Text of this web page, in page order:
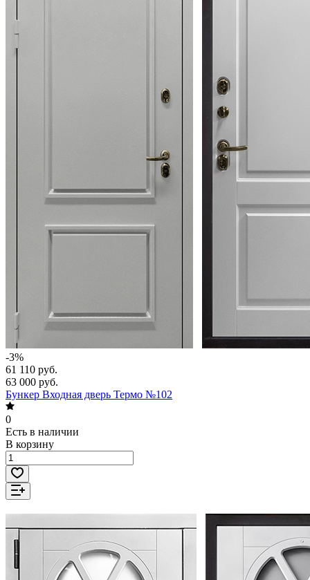
-3%
61 110 руб.
63 000 руб.
Бункер Входная дверь Термо №102
0
Есть в наличии
В корзину